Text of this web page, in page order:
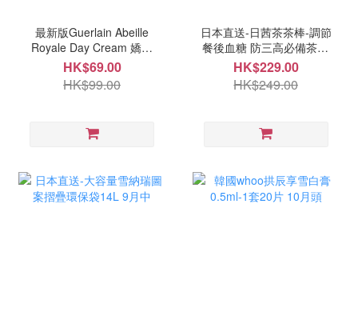
最新版Guerlain Abeille
Royale Day Cream 嬌蘭
HK$69.00
HK$99.00
日本直送-日茜茶茶棒-調節
餐後血糖 防三高必備茶20
入 9月中
HK$229.00
HK$249.00